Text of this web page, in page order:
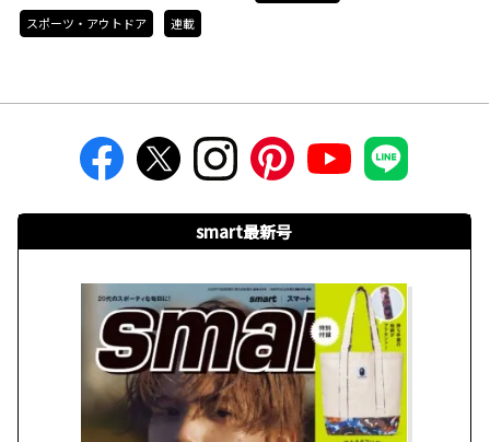
スポーツ・アウトドア 連載
smart最新号